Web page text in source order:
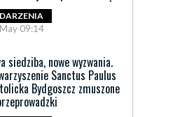
09:14
siedziba, nowe wyzwania.
Sanctus Paulus
Bydgoszcz zmuszone